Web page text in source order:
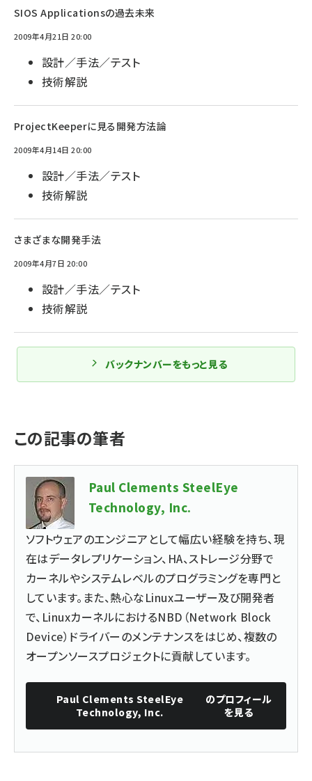
SIOS Applicationsの過去未来
2009年4月21日 20:00
設計／手法／テスト
技術解説
ProjectKeeperに見る開発方法論
2009年4月14日 20:00
設計／手法／テスト
技術解説
さまざまな開発手法
2009年4月7日 20:00
設計／手法／テスト
技術解説
バックナンバーをもっと見る
この記事の筆者
Paul Clements SteelEye
Technology, Inc.
ソフトウェアのエンジニアとして幅広い経験を持ち、現
在はデータレプリケーション、HA、ストレージ分野で
カーネルやシステムレベルのプログラミングを専門と
しています。また、熱心なLinuxユーザー及び開発者
で、LinuxカーネルにおけるNBD（Network Block
Device）ドライバーのメンテナンスをはじめ、複数の
オープンソースプロジェクトに貢献しています。
Paul Clements SteelEye
Technology, Inc.
のプロフィール
を見る